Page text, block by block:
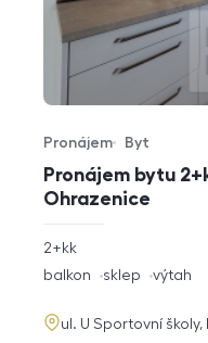
Pronájem bytu
Ohrazenice
Typ nabídky
Pronájem
Typ nemovitosti
Byt
rozměry
dispozice
2+kk
funkce
balkon sklep výtah
adresa
ul. U Sportovní